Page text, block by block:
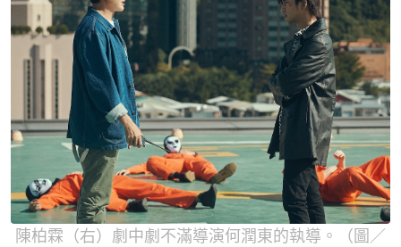
陳柏霖（右）劇中劇不滿導演何潤東的執導。（圖／